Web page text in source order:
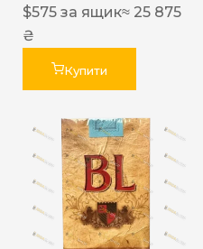
$575 за ящик≈ 25 875
₴
Купити